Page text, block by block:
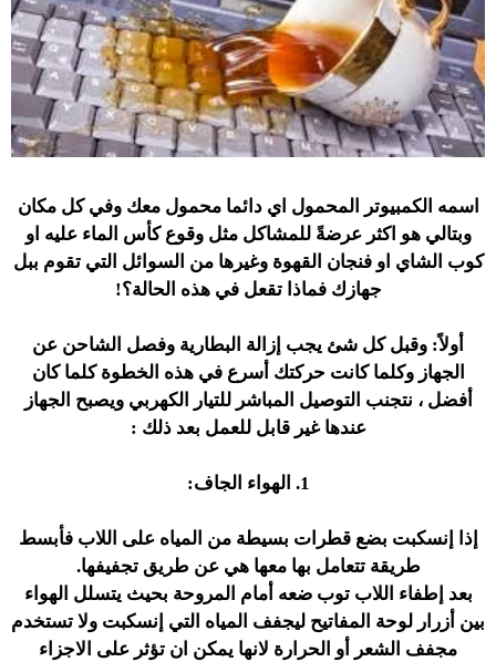
اسمه الكمبيوتر المحمول اي دائما محمول معك وفي كل مكان
وبتالي هو اكثر عرضةً للمشاكل مثل وقوع كأس الماء عليه او
كوب الشاي او فنجان القهوة وغيرها من السوائل التي تقوم ببل
جهازك فماذا تقعل في هذه الحالة؟!
أولاً: وقبل كل شئ يجب إزالة البطارية وفصل الشاحن عن
الجهاز وكلما كانت حركتك أسرع في هذه الخطوة كلما كان
أفضل ، نتجنب التوصيل المباشر للتيار الكهربي ويصبح الجهاز
عندها غير قابل للعمل بعد ذلك :
1. الهواء الجاف:
إذا إنسكبت بضع قطرات بسيطة من المياه على اللاب فأبسط
طريقة تتعامل بها معها هي عن طريق تجفيفها.
بعد إطفاء اللاب توب ضعه أمام المروحة بحيث يتسلل الهواء
بين أزرار لوحة المفاتيح ليجفف المياه التي إنسكبت ولا تستخدم
مجفف الشعر أو الحرارة لانها يمكن ان تؤثر على الاجزاء